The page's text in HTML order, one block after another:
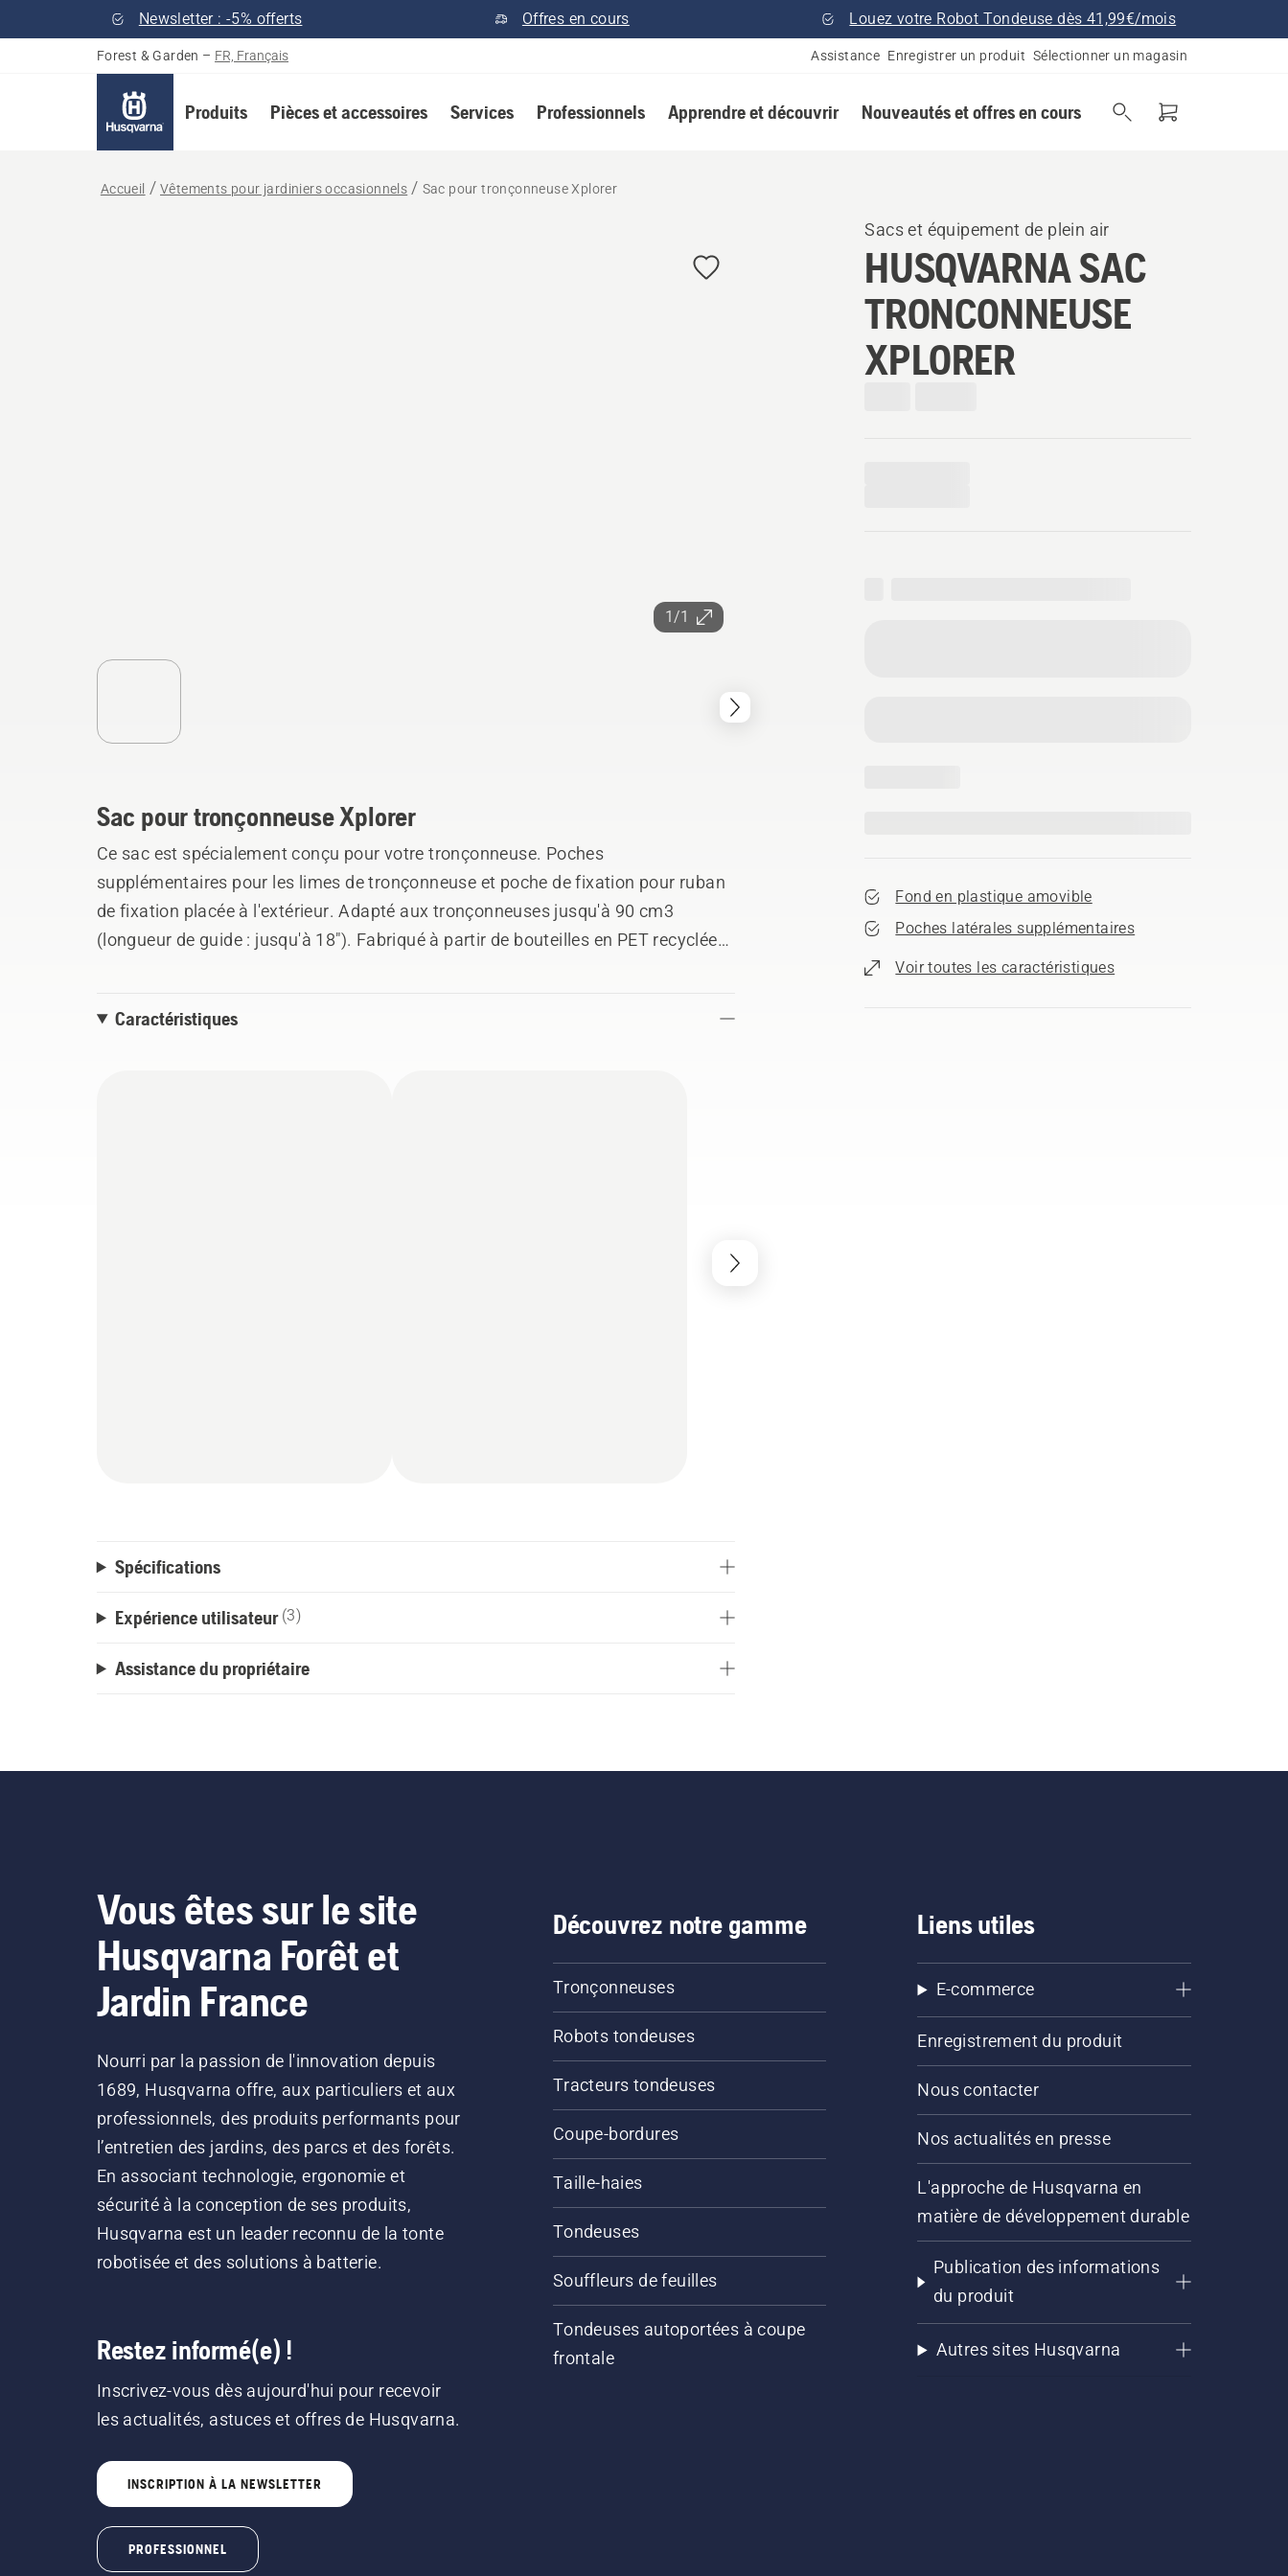
Newsletter : -5% offerts Offres en cours Louez votre Robot Tondeuse dès 41,99€/mois
Forest & Garden – FR, Français Assistance Enregistrer un produit Sélectionner un magasin
Produits Pièces et accessoires Services Professionnels Apprendre et découvrir Nouveautés et offres en cours
Accueil Vêtements pour jardiniers occasionnels Sac pour tronçonneuse Xplorer
1/1
Sacs et équipement de plein air
HUSQVARNA SAC
TRONCONNEUSE
XPLORER
Fond en plastique amovible
Poches latérales supplémentaires
Voir toutes les caractéristiques
Sac pour tronçonneuse Xplorer
Ce sac est spécialement conçu pour votre tronçonneuse. Poches
supplémentaires pour les limes de tronçonneuse et poche de fixation pour ruban
de fixation placée à l'extérieur. Adapté aux tronçonneuses jusqu'à 90 cm3
(longueur de guide : jusqu'à 18"). Fabriqué à partir de bouteilles en PET recyclées.
Caractéristiques
Spécifications
Expérience utilisateur (3)
Assistance du propriétaire
Vous êtes sur le site
Husqvarna Forêt et
Jardin France
Nourri par la passion de l'innovation depuis
1689, Husqvarna offre, aux particuliers et aux
professionnels, des produits performants pour
l’entretien des jardins, des parcs et des forêts.
En associant technologie, ergonomie et
sécurité à la conception de ses produits,
Husqvarna est un leader reconnu de la tonte
robotisée et des solutions à batterie.
Restez informé(e) !
Inscrivez-vous dès aujourd'hui pour recevoir
les actualités, astuces et offres de Husqvarna.
INSCRIPTION À LA NEWSLETTER
PROFESSIONNEL
Découvrez notre gamme
Tronçonneuses
Robots tondeuses
Tracteurs tondeuses
Coupe-bordures
Taille-haies
Tondeuses
Souffleurs de feuilles
Tondeuses autoportées à coupe
frontale
Liens utiles
E-commerce
Enregistrement du produit
Nous contacter
Nos actualités en presse
L'approche de Husqvarna en
matière de développement durable
Publication des informations
du produit
Autres sites Husqvarna